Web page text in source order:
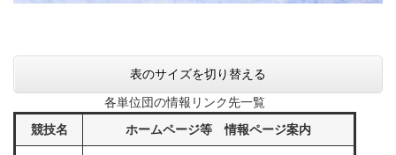
表のサイズを切り替える
各単位団の情報リンク先一覧
競技名
ホームページ等 情報ページ案内